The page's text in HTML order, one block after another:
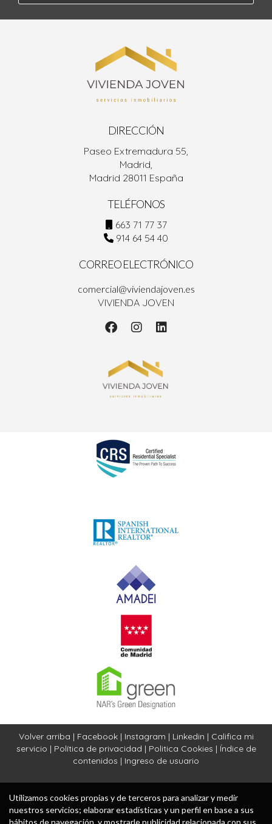
DIRECCIÓN
Paseo Extremadura 55,
Madrid,
Madrid 28011 España
TELÉFONOS
663 71 77 37
914 64 54 40
CORREO ELECTRÓNICO
comercial@viviendajoven.es
VIVIENDA JOVEN
Volver arriba | Facebook| Instagram | Linkedin | Califica mi
servicio | Política de privacidad | Politica Cookies | Índice de
contenidos | Ingreso de usuario
Utilizamos cookies propias y de terceros para analizar y medir
nuestros servicios; elaborar estadísticas y un perfil en base a sus
hábitos de navegación, y mostrarle publicidad relacionada con sus